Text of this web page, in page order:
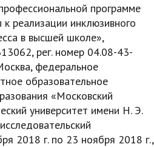
программе
реализации инклюзивного
в высшей школе»,
рег. номер 04.08-43-
федеральное
образовательное
«Московский
университет имени Н. Э.
2018 г. по 23 ноября 2018 г.,